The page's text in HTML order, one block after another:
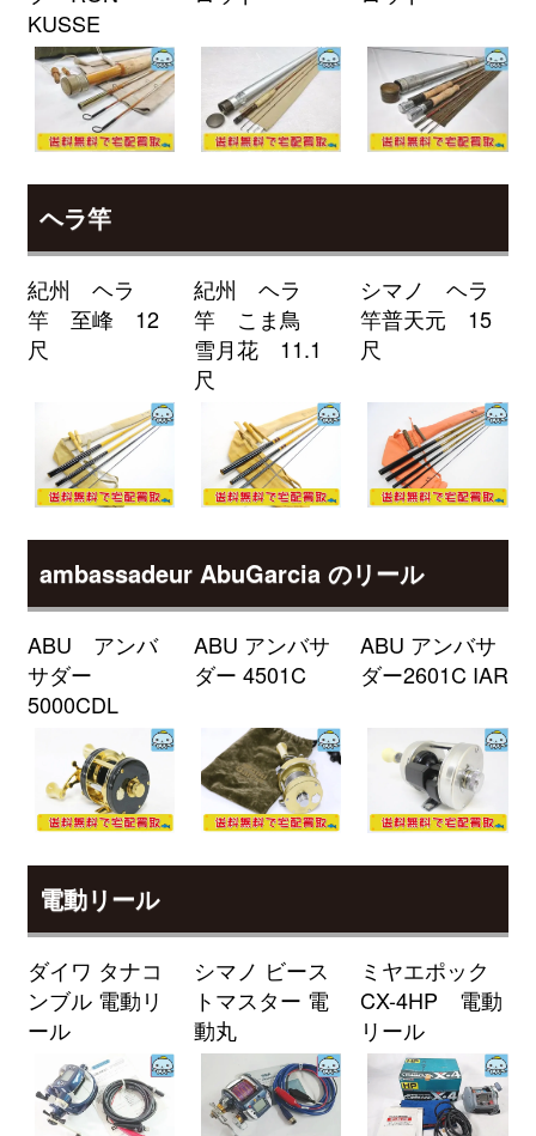
釣具買取クーポン
02（2026/04/30迄）
ローランス Elite-7Ti GPS魚探 未
釣具買取クーポン
turi20260404-
03（2026/04/30迄）
24,000円
2026/04/04
ローランス HDS7 GEN2 TOUCH
魚探 未使用
04（2026/04/30迄）
ローランス Elite-4X HDI 魚探 未
使用
釣具買取クーポンturi20260404-
（2026/04/30迄）
9,000円
2026/04/04
シマノ 電動リール 24 フォースマ
スター 2000 未使用
釣具買取クーポン
g-
turi20260401（2026/04/30迄）
34,500円
2026/04/04
シマノ 電動リール 25 フォースマ
スター 300DH 未使用
釣具買取クーポン g-
turi20260402
（2026/04/30迄）
33,000円
2026/04/04
シマノ 電動リール 23 フォースマ
スター 601DH 未使用
釣具買取クーポン
g-
turi20260403
（2026/04/30迄）
シマノ 電動リール 23 フォースマ
釣具買取クーポン
turi20260404
33,000円
シマノ 電動リール 21 フォースマ
スター 1000 未使用
釣具買取クーポン
g-
turi20260405
（2026/04/30迄）
28,000円
2026/04/04
ダイワ ロッド モアザン
89M/MH・J 未使用
釣具買取クーポン
g-
27,500円
2026/04/04
KUSSE
ヘラ竿
紀州 ヘラ
竿 至峰 12
尺
紀州 ヘラ
竿 こま鳥
雪月花 11.1
尺
シマノ ヘラ
竿普天元 15
尺
ambassadeur AbuGarcia のリール
ABU アンバ
サダー
5000CDL
ABU アンバサ
ダー 4501C
ABU アンバサ
ダー2601C IAR
電動リール
ダイワ タナコ
ンブル 電動リ
ール
シマノ ビース
トマスター 電
動丸
ミヤエポック
CX-4HP 電動
リール